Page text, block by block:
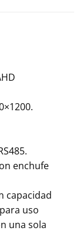
enchufe
capacidad
uso
una sola